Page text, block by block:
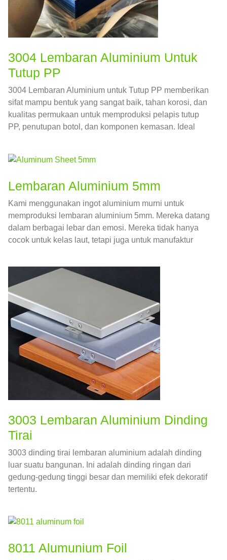
3004 Lembaran Aluminium Untuk
Tutup PP
3004 Lembaran Aluminium untuk Tutup PP memberikan
sifat mampu bentuk yang sangat baik, tahan korosi, dan
kualitas permukaan untuk memproduksi pelapis tutup
PP, penutupan botol, dan komponen kemasan. Ideal
Lembaran Aluminium 5mm
Kami menggunakan ingot aluminium murni untuk
memproduksi lembaran aluminium 5mm. Mereka datang
dalam berbagai lebar dan emosi. Mereka tidak hanya
cocok untuk kelas laut, tetapi juga untuk manufaktur
3000mm.
3003 Lembaran Aluminium Dinding
Tirai
3003 dinding tirai lembaran aluminium adalah dinding
luar suatu bangunan. Ini adalah dinding ringan dari
gedung-gedung tinggi besar dan memiliki efek dekoratif
tertentu.
8011 Alumunium Foil